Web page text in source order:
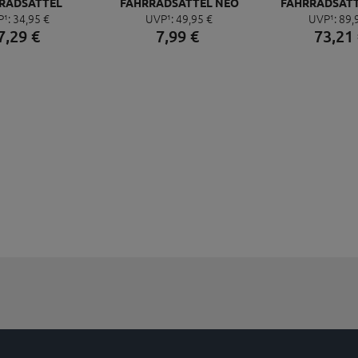
2 TS, BRAUN
34, 95 €
29€
PACE ZONE
UVP¹:49, 95 €
7,99 €
GTC MAX GEL,
UVP¹: 89,
73,21